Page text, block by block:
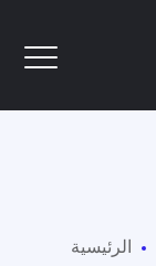
الرئيسية